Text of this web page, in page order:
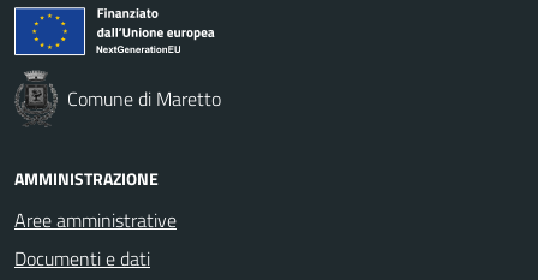
Comune di Maretto
AMMINISTRAZIONE
Aree amministrative
Documenti e dati